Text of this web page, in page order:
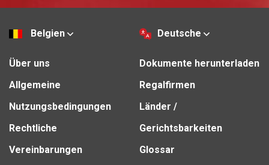
Belgien Deutsche
Über uns
Allgemeine
Nutzungsbedingungen
Rechtliche
Vereinbarungen
Dokumente herunterladen
Regalfirmen
Länder /
Gerichtsbarkeiten
Glossar